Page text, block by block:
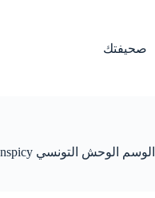
صحيفتك
الوسم الوحش التونسي fanspicy